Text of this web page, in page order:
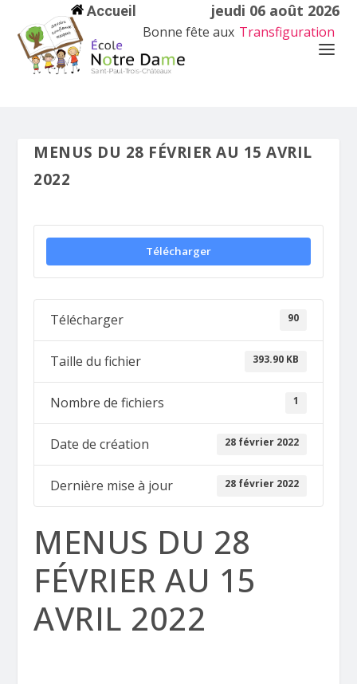
Accueil jeudi 06 août 2026
Bonne fête aux Transfiguration
MENUS DU 28 FÉVRIER AU 15 AVRIL
2022
Télécharger
Télécharger 90
Taille du fichier 393.90 KB
Nombre de fichiers 1
Date de création 28 février 2022
Dernière mise à jour 28 février 2022
MENUS DU 28
FÉVRIER AU 15
AVRIL 2022